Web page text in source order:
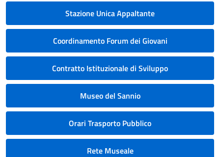
Stazione Unica Appaltante
Coordinamento Forum dei Giovani
Contratto Istituzionale di Sviluppo
Museo del Sannio
Orari Trasporto Pubblico
Rete Museale